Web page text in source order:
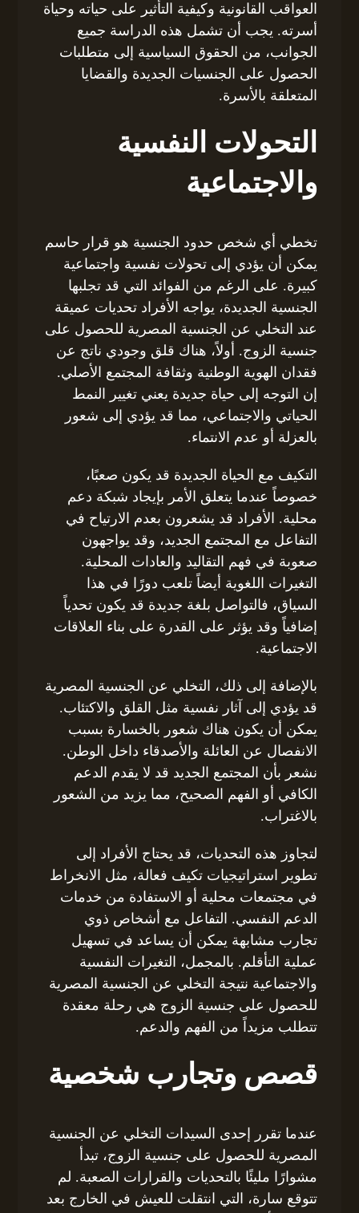
العواقب القانونية وكيفية التأثير على حياته وحياة
أسرته. يجب أن تشمل هذه الدراسة جميع
الجوانب، من الحقوق السياسية إلى متطلبات
الحصول على الجنسيات الجديدة والقضايا
المتعلقة بالأسرة.
التحولات النفسية
والاجتماعية
تخطي أي شخص حدود الجنسية هو قرار حاسم
يمكن أن يؤدي إلى تحولات نفسية واجتماعية
كبيرة. على الرغم من الفوائد التي قد تجلبها
الجنسية الجديدة، يواجه الأفراد تحديات عميقة
عند التخلي عن الجنسية المصرية للحصول على
جنسية الزوج. أولاً، هناك قلق وجودي ناتج عن
فقدان الهوية الوطنية وثقافة المجتمع الأصلي.
إن التوجه إلى حياة جديدة يعني تغيير النمط
الحياتي والاجتماعي، مما قد يؤدي إلى شعور
بالعزلة أو عدم الانتماء.
التكيف مع الحياة الجديدة قد يكون صعبًا،
خصوصاً عندما يتعلق الأمر بإيجاد شبكة دعم
محلية. الأفراد قد يشعرون بعدم الارتياح في
التفاعل مع المجتمع الجديد، وقد يواجهون
صعوبة في فهم التقاليد والعادات المحلية.
التغيرات اللغوية أيضاً تلعب دورًا في هذا
السياق، فالتواصل بلغة جديدة قد يكون تحدياً
إضافياً وقد يؤثر على القدرة على بناء العلاقات
الاجتماعية.
بالإضافة إلى ذلك، التخلي عن الجنسية المصرية
قد يؤدي إلى آثار نفسية مثل القلق والاكتئاب.
يمكن أن يكون هناك شعور بالخسارة بسبب
الانفصال عن العائلة والأصدقاء داخل الوطن.
نشعر بأن المجتمع الجديد قد لا يقدم الدعم
الكافي أو الفهم الصحيح، مما يزيد من الشعور
بالاغتراب.
لتجاوز هذه التحديات، قد يحتاج الأفراد إلى
تطوير استراتيجيات تكيف فعالة، مثل الانخراط
في مجتمعات محلية أو الاستفادة من خدمات
الدعم النفسي. التفاعل مع أشخاص ذوي
تجارب مشابهة يمكن أن يساعد في تسهيل
عملية التأقلم. بالمجمل، التغيرات النفسية
والاجتماعية نتيجة التخلي عن الجنسية المصرية
للحصول على جنسية الزوج هي رحلة معقدة
تتطلب مزيداً من الفهم والدعم.
قصص وتجارب شخصية
عندما تقرر إحدى السيدات التخلي عن الجنسية
المصرية للحصول على جنسية الزوج، تبدأ
مشوارًا مليئًا بالتحديات والقرارات الصعبة. لم
تتوقع سارة، التي انتقلت للعيش في الخارج بعد